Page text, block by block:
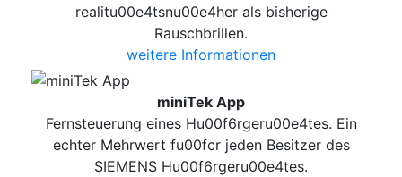
realitu00e4tsnu00e4her als bisherige
Rauschbrillen.
weitere Informationen
miniTek App
Fernsteuerung eines Hu00f6rgeru00e4tes. Ein
echter Mehrwert fu00fcr jeden Besitzer des
SIEMENS Hu00f6rgeru00e4tes.